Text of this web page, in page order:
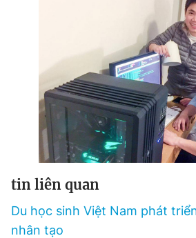
Theo dõi báo trên
Hotline
0906 645 777
Liên hệ
0908
Đặt báo Quảng cáo RSS Tòa
Tổng biên tập: Nguyễn Ngọc Toàn
Phó tổng biên tập thường trực: Hải Thành
Phó tổng biên tập: Lâm Hiếu Dũng
Phó tổng biên tập: Trần Việt Hưng
Tổng thư ký tòa soạn: Đức Trung
tin liên quan
Du học sinh Việt Nam phát
nhân tạo